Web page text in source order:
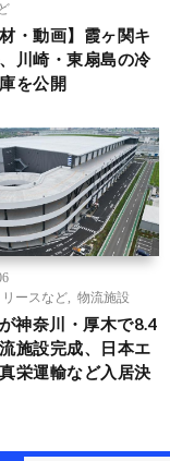
材・動画】霞ヶ関キ
川崎・東扇島の冷
を公開
ースなど
物流施設
神奈川・厚木で8.4
施設完成、日本エ
栄運輸など入居決